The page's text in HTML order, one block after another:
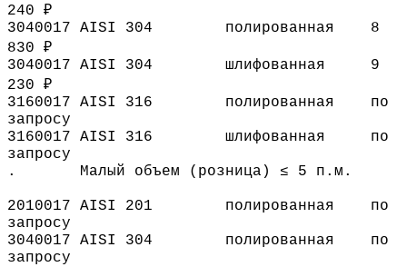
240 ₽
3040017
AISI 304 полированная
8
830 ₽
3040017
AISI 304 шлифованная
9
230 ₽
3160017
AISI 316 полированная
по
запросу
3160017
AISI 316 шлифованная
по
запросу
.
Малый объем (розница) ≤ 5 п.м.
2010017 AISI 201 полированная
по
запросу
3040017
AISI 304 полированная
по
запросу